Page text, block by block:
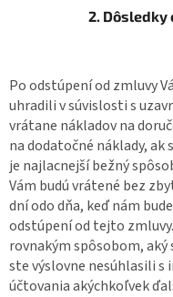
2. Dôsledky
Po odstúpení od zmluvy
uhradili v súvislosti s
vrátane nákladov na
na dodatočné náklady,
je najlacnejší bežný
Vám budú vrátené bez
dní odo dňa, keď nám
odstúpení od tejto
rovnakým spôsobom,
ste výslovne nesúhlasili s
účtovania akýchkoľvek